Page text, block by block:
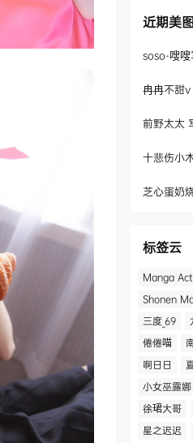
近期美图
soso-嗖
冉冉不甜
前野太太
十悲伤小
芝心蛋奶
标签云
Manga
Shonen
三度_69
倦倦喵
啊日日
小女巫露娜
徐珺大哥
星之迟迟